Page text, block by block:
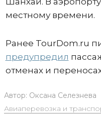
местному времени.
Ранее TourDom.ru
предупредил
отменах и
Автор: Оксана Селезнева
Авиаперевозка и